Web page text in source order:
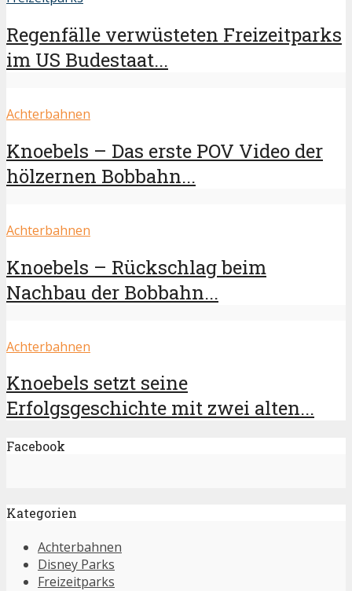
Regenfälle verwüsteten Freizeitparks
im US Budestaat...
Achterbahnen
Knoebels – Das erste POV Video der
hölzernen Bobbahn...
Achterbahnen
Knoebels – Rückschlag beim
Nachbau der Bobbahn...
Achterbahnen
Knoebels setzt seine
Erfolgsgeschichte mit zwei alten...
Facebook
Kategorien
Achterbahnen
Disney Parks
Freizeitparks